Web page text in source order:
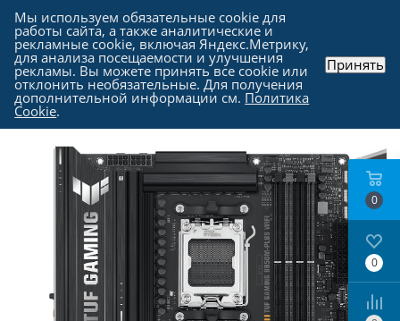
Каталог - Комплектующие для компьютера
Материнские платы
0
0
Мы используем обязательные cookie для
работы сайта, а также аналитические и
рекламные cookie, включая Яндекс.Метрику,
для анализа посещаемости и улучшения
рекламы. Вы можете принять все cookie или
отклонить необязательные. Для получения
дополнительной информации см. Политика
Cookie.
Принять